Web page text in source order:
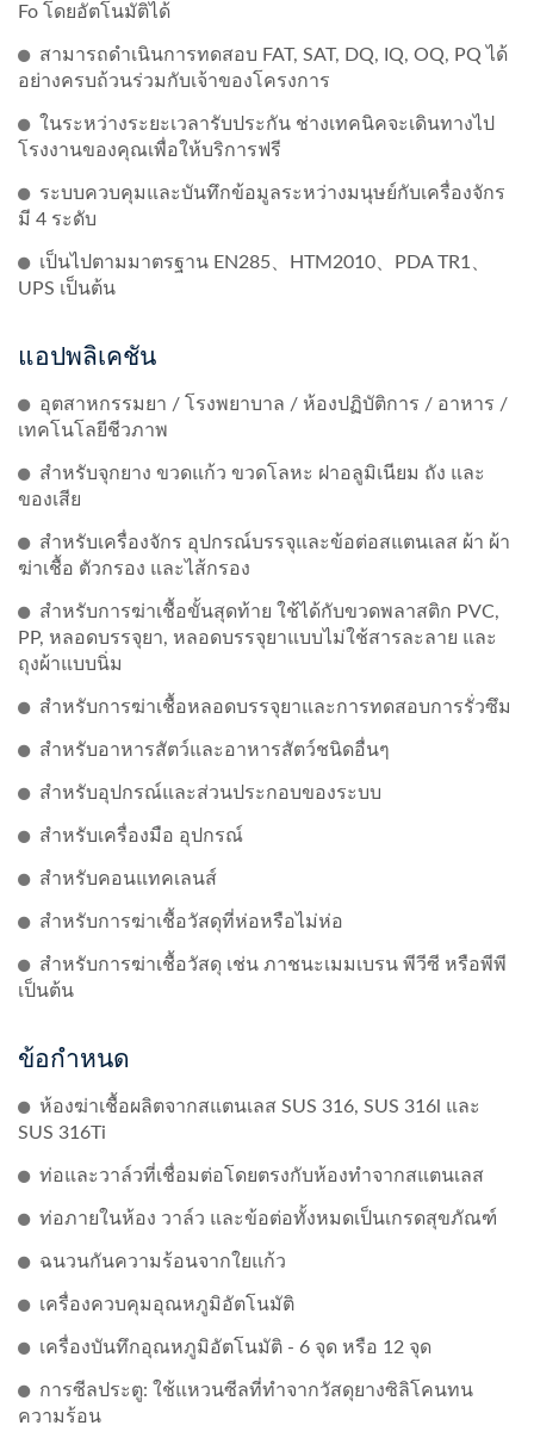
Fo โดยอัตโนมัติได้
สามารถดำเนินการทดสอบ FAT, SAT, DQ, IQ, OQ, PQ ได้
อย่างครบถ้วนร่วมกับเจ้าของโครงการ
ในระหว่างระยะเวลารับประกัน ช่างเทคนิคจะเดินทางไป
โรงงานของคุณเพื่อให้บริการฟรี
ระบบควบคุมและบันทึกข้อมูลระหว่างมนุษย์กับเครื่องจักร
มี 4 ระดับ
เป็นไปตามมาตรฐาน EN285、HTM2010、PDA TR1、
UPS เป็นต้น
แอปพลิเคชัน
อุตสาหกรรมยา / โรงพยาบาล / ห้องปฏิบัติการ / อาหาร /
เทคโนโลยีชีวภาพ
สำหรับจุกยาง ขวดแก้ว ขวดโลหะ ฝาอลูมิเนียม ถัง และ
ของเสีย
สำหรับเครื่องจักร อุปกรณ์บรรจุและข้อต่อสแตนเลส ผ้า ผ้า
ฆ่าเชื้อ ตัวกรอง และไส้กรอง
สำหรับการฆ่าเชื้อขั้นสุดท้าย ใช้ได้กับขวดพลาสติก PVC,
PP, หลอดบรรจุยา, หลอดบรรจุยาแบบไม่ใช้สารละลาย และ
ถุงผ้าแบบนิ่ม
สำหรับการฆ่าเชื้อหลอดบรรจุยาและการทดสอบการรั่วซึม
สำหรับอาหารสัตว์และอาหารสัตว์ชนิดอื่นๆ
สำหรับอุปกรณ์และส่วนประกอบของระบบ
สำหรับเครื่องมือ อุปกรณ์
สำหรับคอนแทคเลนส์
สำหรับการฆ่าเชื้อวัสดุที่ห่อหรือไม่ห่อ
สำหรับการฆ่าเชื้อวัสดุ เช่น ภาชนะเมมเบรน พีวีซี หรือพีพี
เป็นต้น
ข้อกำหนด
ห้องฆ่าเชื้อผลิตจากสแตนเลส SUS 316, SUS 316l และ
SUS 316Ti
ท่อและวาล์วที่เชื่อมต่อโดยตรงกับห้องทำจากสแตนเลส
ท่อภายในห้อง วาล์ว และข้อต่อทั้งหมดเป็นเกรดสุขภัณฑ์
ฉนวนกันความร้อนจากใยแก้ว
เครื่องควบคุมอุณหภูมิอัตโนมัติ
เครื่องบันทึกอุณหภูมิอัตโนมัติ - 6 จุด หรือ 12 จุด
การซีลประตู: ใช้แหวนซีลที่ทำจากวัสดุยางซิลิโคนทน
ความร้อน